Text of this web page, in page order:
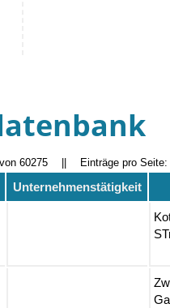
60275 Einträge pro Seite:
Unternehmenstätigkeit